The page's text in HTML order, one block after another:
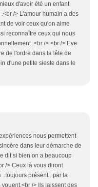
d'avoir été un enfant
/> L'amour humain a des
de voir ceux qu'on aime
reconnaître ceux qui nous
.<br /> <br /> Eve
de l'ordre dans la tête de
d'une petite sieste dans le
nous permettent
dans leur démarche de
dit si bien on a beaucoup
/> Ceux là vous diront
présent...par la
/> Ils laissent des